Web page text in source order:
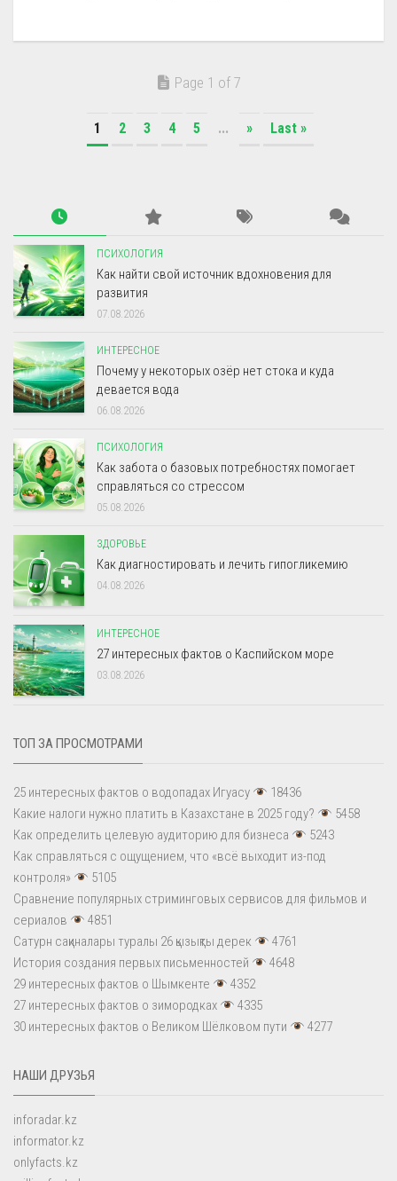
Page 1 of 7
1 2 3 4 5 ... » Last »
ПСИХОЛОГИЯ
Как найти свой источник вдохновения для
развития
07.08.2026
ИНТЕРЕСНОЕ
Почему у некоторых озёр нет стока и куда
девается вода
06.08.2026
ПСИХОЛОГИЯ
Как забота о базовых потребностях помогает
справляться со стрессом
05.08.2026
ЗДОРОВЬЕ
Как диагностировать и лечить гипогликемию
04.08.2026
ИНТЕРЕСНОЕ
27 интересных фактов о Каспийском море
03.08.2026
ТОП ЗА ПРОСМОТРАМИ
25 интересных фактов о водопадах Игуасу
18436
Какие налоги нужно платить в Казахстане в 2025 году?
5458
Как определить целевую аудиторию для бизнеса
5243
Как справляться с ощущением, что «всё выходит из-под
контроля»
5105
Сравнение популярных стриминговых сервисов для фильмов и
сериалов
4851
Сатурн сақиналары туралы 26 қызықты дерек
4761
История создания первых письменностей
4648
29 интересных фактов о Шымкенте
4352
27 интересных фактов о зимородках
4335
30 интересных фактов о Великом Шёлковом пути
4277
НАШИ ДРУЗЬЯ
inforadar.kz
informator.kz
onlyfacts.kz